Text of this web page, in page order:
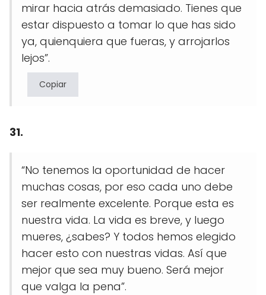
mirar hacia atrás demasiado. Tienes que
estar dispuesto a tomar lo que has sido
ya, quienquiera que fueras, y arrojarlos
lejos”.
Copiar
31.
“No tenemos la oportunidad de hacer
muchas cosas, por eso cada uno debe
ser realmente excelente. Porque esta es
nuestra vida. La vida es breve, y luego
mueres, ¿sabes? Y todos hemos elegido
hacer esto con nuestras vidas. Así que
mejor que sea muy bueno. Será mejor
que valga la pena”.